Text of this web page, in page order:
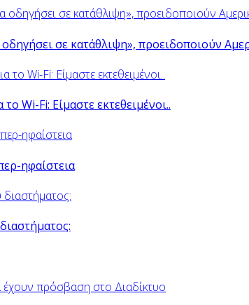
σε κατάθλιψη», προειδοποιούν
Wi-Fi: Είμαστε εκτεθειμένοι..
ηφαίστεια